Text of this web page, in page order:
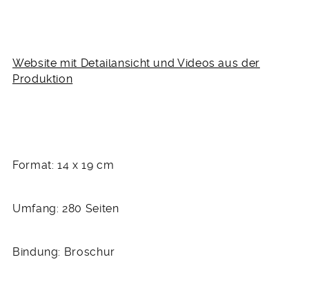
Website mit Detailansicht und Videos aus der
Produktion
Format: 14 x 19 cm
Umfang: 280 Seiten
Bindung: Broschur